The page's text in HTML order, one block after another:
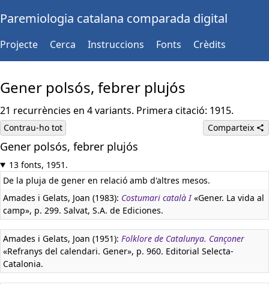
Paremiologia catalana comparada digital
Projecte Cerca Instruccions Fonts Crèdits
Gener polsós, febrer plujós
21 recurrències en 4 variants. Primera citació: 1915.
Contrau-ho tot Comparteix
Gener polsós, febrer plujós
13 fonts, 1951.
De la pluja de gener en relació amb d'altres mesos.
Amades i Gelats, Joan (1983): Costumari català I«Gener. La vida al
camp», p. 299. Salvat, S.A. de Ediciones.
Amades i Gelats, Joan (1951): Folklore de Catalunya. Cançoner
«Refranys del calendari. Gener», p. 960. Editorial Selecta-
Catalonia.